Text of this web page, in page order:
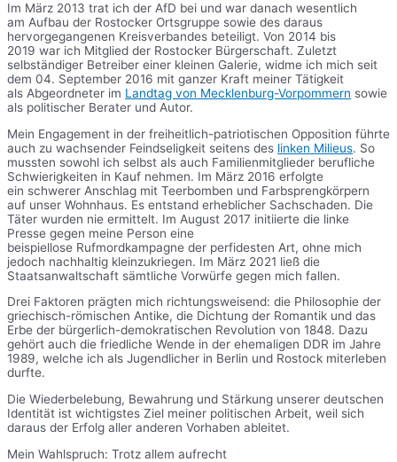
Im März 2013 trat ich der AfD bei und war danach wesentlich
am Aufbau der Rostocker Ortsgruppe sowie des daraus
hervorgegangenen Kreisverbandes beteiligt. Von 2014 bis
2019 war ich Mitglied der Rostocker Bürgerschaft. Zuletzt
selbständiger Betreiber einer kleinen Galerie, widme ich mich seit
dem 04. September 2016 mit ganzer Kraft meiner Tätigkeit
als Abgeordneter im Landtag von Mecklenburg-Vorpommern sowie
als politischer Berater und Autor.
Mein Engagement in der freiheitlich-patriotischen Opposition führte
auch zu wachsender Feindseligkeit seitens des linken Milieus. So
mussten sowohl ich selbst als auch Familienmitglieder berufliche
Schwierigkeiten in Kauf nehmen. Im März 2016 erfolgte
ein schwerer Anschlag mit Teerbomben und Farbsprengkörpern
auf unser Wohnhaus. Es entstand erheblicher Sachschaden. Die
Täter wurden nie ermittelt. Im August 2017 initiierte die linke
Presse gegen meine Person eine
beispiellose Rufmordkampagne der perfidesten Art, ohne mich
jedoch nachhaltig kleinzukriegen. Im März 2021 ließ die
Staatsanwaltschaft sämtliche Vorwürfe gegen mich fallen.
Drei Faktoren prägten mich richtungsweisend: die Philosophie der
griechisch-römischen Antike, die Dichtung der Romantik und das
Erbe der bürgerlich-demokratischen Revolution von 1848. Dazu
gehört auch die friedliche Wende in der ehemaligen DDR im Jahre
1989, welche ich als Jugendlicher in Berlin und Rostock miterleben
durfte.
Die Wiederbelebung, Bewahrung und Stärkung unserer deutschen
Identität ist wichtigstes Ziel meiner politischen Arbeit, weil sich
daraus der Erfolg aller anderen Vorhaben ableitet.
Mein Wahlspruch: Trotz allem aufrecht